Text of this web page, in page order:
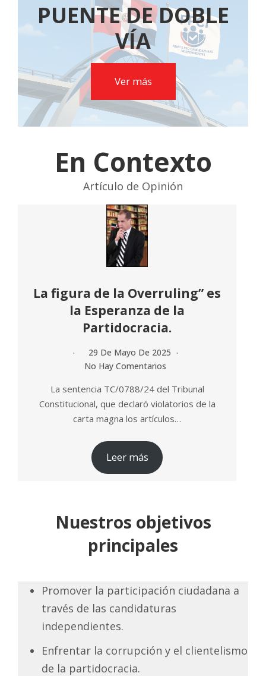
PUENTE DE DOBLE
VÍA
Ver más
En Contexto
Artículo de Opinión
La figura de la Overruling” es
la Esperanza de la
Partidocracia.
29 De Mayo De 2025
No Hay Comentarios
La sentencia TC/0788/24 del Tribunal
Constitucional, que declaró violatorios de la
carta magna los artículos…
Leer más
Nuestros objetivos
principales
Promover la participación ciudadana a
través de las candidaturas
independientes.
Enfrentar la corrupción y el clientelismo
de la partidocracia.